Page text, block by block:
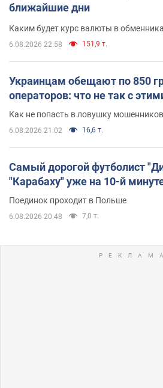
ближайшие дни
Каким будет курс валюты в
6.08.2026 22:58 151,9 т.
Украинцам обещают по 850
операторов: что не так с
Как не попасть в ловушку мошенников
6.08.2026 21:02 16,6 т.
Самый дорогой футболист
"Карабаху" уже на 10-й
Поединок проходит в Польше
6.08.2026 20:48 7,0 т.